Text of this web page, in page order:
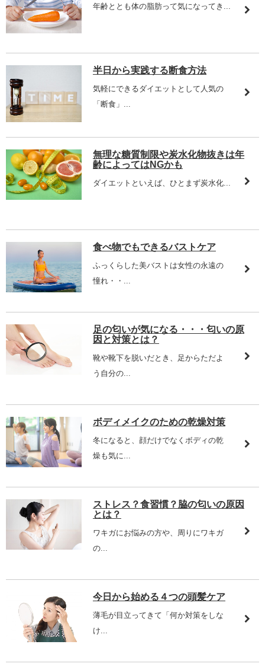
年齢ととも体の脂肪って気になってき...
半日から実践する断食方法
気軽にできるダイエットとして人気の
「断食」...
無理な糖質制限や炭水化物抜きは年
齢によってはNGかも
ダイエットといえば、ひとまず炭水化...
食べ物でもできるバストケア
ふっくらした美バストは女性の永遠の
憧れ・・...
足の匂いが気になる・・・匂いの原
因と対策とは？
靴や靴下を脱いだとき、足からただよ
う自分の...
ボディメイクのための乾燥対策
冬になると、顔だけでなくボディの乾
燥も気に...
ストレス？食習慣？脇の匂いの原因
とは？
ワキガにお悩みの方や、周りにワキガ
の...
今日から始める４つの頭髪ケア
薄毛が目立ってきて「何か対策をしな
け...